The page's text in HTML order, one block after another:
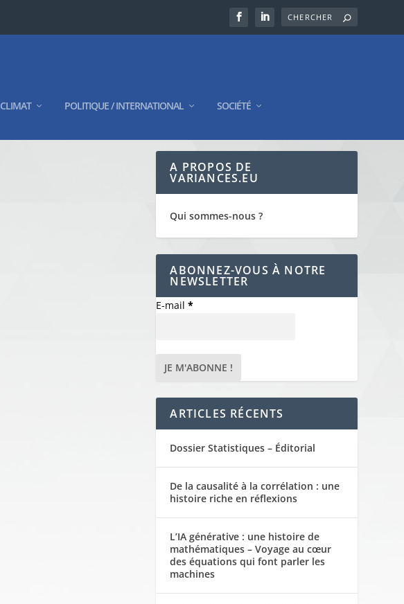
CLIMAT POLITIQUE / INTERNATIONAL SOCIÉTÉ
A PROPOS DE
VARIANCES.EU
Qui sommes-nous ?
ABONNEZ-VOUS À NOTRE
NEWSLETTER
E-mail*
ARTICLES RÉCENTS
Dossier Statistiques – Éditorial
De la causalité à la corrélation : une
histoire riche en réflexions
L’IA générative : une histoire de
mathématiques – Voyage au cœur
des équations qui font parler les
machines